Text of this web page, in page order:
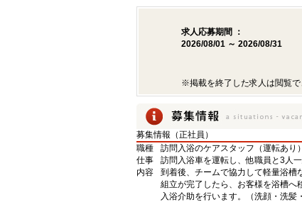
求人応募期間 ：
2026/08/01 ～ 2026/08/31
※掲載を終了した求人は閲覧で
募集情報（正社員）
職種
訪問入浴のケアスタッフ（運転あり）
仕事
内容
訪問入浴車を運転し、他職員と3人
到着後、チームで協力して軽量浴槽
組立が完了したら、お客様を浴槽へ
入浴介助を行います。（洗顔・洗髪